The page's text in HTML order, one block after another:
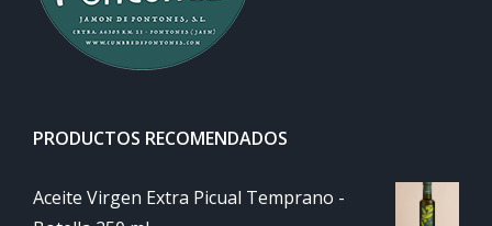
PRODUCTOS RECOMENDADOS
Aceite Virgen Extra Picual Temprano -